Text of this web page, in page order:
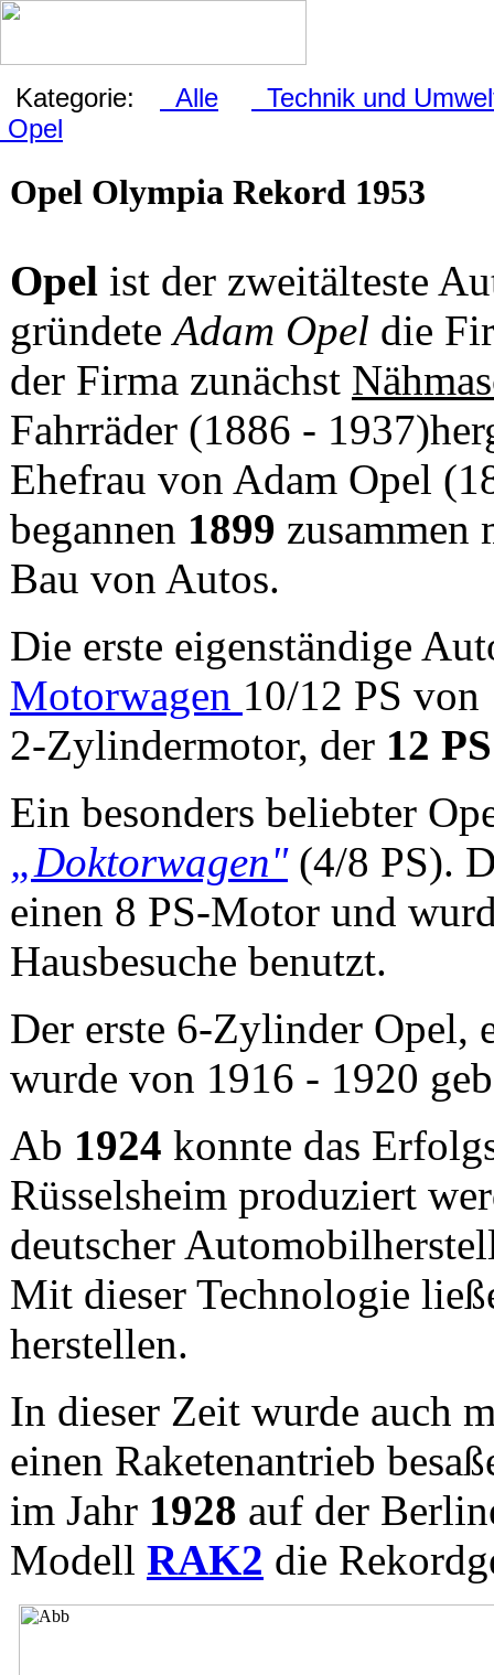
Kategorie: Alle
Technik und
Opel
Opel Olympia Rekord 1953
Opel ist der zweitälteste
gründeteAdam Opel die
der Firma zunächst
Fahrräder (1886 -
Ehefrau von Adam Opel
begannen 1899
Bau von Autos.
Die erste eigenständige
Motorwagen 10/12 PS von
2-Zylindermotor, der 12 PS
Ein besonders beliebter
„Doktorwagen"(4/8 PS).
einen 8 PS-Motor und
Hausbesuche benutzt.
Der erste 6-Zylinder Opel,
wurde von 1916 - 1920
Ab 1924 konnte das
Rüsselsheim produziert
deutscher
Mit dieser Technologie
herstellen.
In dieser Zeit wurde auch
einen Raketenantrieb
im Jahr 1928 auf der
Modell RAK2 die